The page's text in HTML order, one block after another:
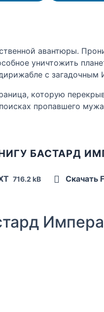
авантюры.
уничтожить
с
которую
пропавшего
БАСТАРД
716.2 kB Скачать